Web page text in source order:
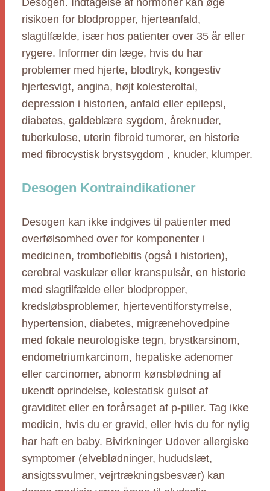
Desogen. Indtagelse af hormoner kan øge
risikoen for blodpropper, hjerteanfald,
slagtilfælde, især hos patienter over 35 år eller
rygere. Informer din læge, hvis du har
problemer med hjerte, blodtryk, kongestiv
hjertesvigt, angina, højt kolesteroltal,
depression i historien, anfald eller epilepsi,
diabetes, galdeblære sygdom, åreknuder,
tuberkulose, uterin fibroid tumorer, en historie
med fibrocystisk brystsygdom , knuder, klumper.
Desogen Kontraindikationer
Desogen kan ikke indgives til patienter med
overfølsomhed over for komponenter i
medicinen, tromboflebitis (også i historien),
cerebral vaskulær eller kranspulsår, en historie
med slagtilfælde eller blodpropper,
kredsløbsproblemer, hjerteventilforstyrrelse,
hypertension, diabetes, migrænehovedpine
med fokale neurologiske tegn, brystkarsinom,
endometriumkarcinom, hepatiske adenomer
eller carcinomer, abnorm kønsblødning af
ukendt oprindelse, kolestatisk gulsot af
graviditet eller en forårsaget af p-piller. Tag ikke
medicin, hvis du er gravid, eller hvis du for nylig
har haft en baby. Bivirkninger Udover allergiske
symptomer (elveblødninger, hududslæt,
ansigtssvulmer, vejrtrækningsbesvær) kan